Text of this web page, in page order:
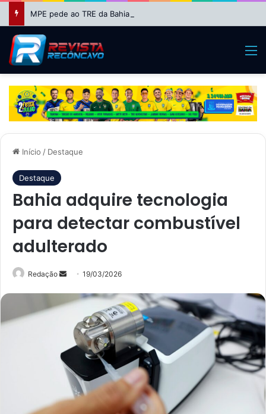
Início / Destaque
Destaque
Bahia adquire tecnologia
para detectar combustível
adulterado
Redação
Mande
e-
19/03/2026